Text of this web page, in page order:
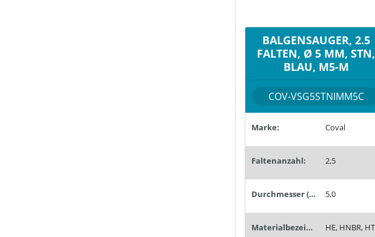
BALGENSAUGER, 2.5
FALTEN, Ø 5 MM, STN,
BLAU, M5-M
COV-VSG5STNIMM5C
Marke: Coval
Faltenanzahl: 2,5
Durchmesser (mm): 5,0
Materialbezeichnung: